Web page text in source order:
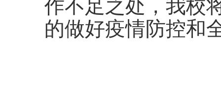
作不足之处，我校
的做好疫情防控和